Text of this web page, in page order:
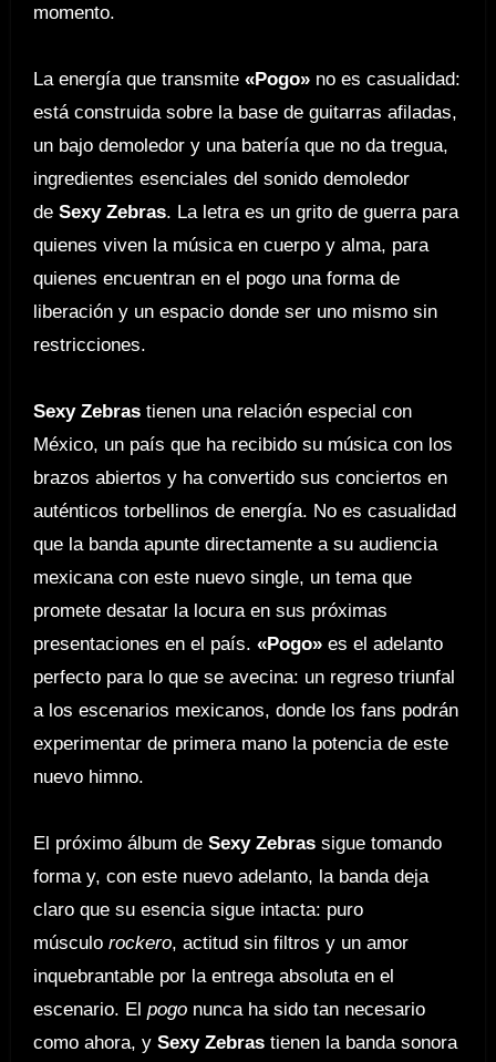
momento.
La energía que transmite «Pogo»no es casualidad:
está construida sobre la base de guitarras afiladas,
un bajo demoledor y una batería que no da tregua,
ingredientes esenciales del sonido demoledor
de Sexy Zebras. La letra es un grito de guerra para
quienes viven la música en cuerpo y alma, para
quienes encuentran en el pogo una forma de
liberación y un espacio donde ser uno mismo sin
restricciones.
Sexy Zebrastienen una relación especial con
México, un país que ha recibido su música con los
brazos abiertos y ha convertido sus conciertos en
auténticos torbellinos de energía. No es casualidad
que la banda apunte directamente a su audiencia
mexicana con este nuevo single, un tema que
promete desatar la locura en sus próximas
presentaciones en el país. «Pogo»es el adelanto
perfecto para lo que se avecina: un regreso triunfal
a los escenarios mexicanos, donde los fans podrán
experimentar de primera mano la potencia de este
nuevo himno.
El próximo álbum de Sexy Zebras sigue tomando
forma y, con este nuevo adelanto, la banda deja
claro que su esencia sigue intacta: puro
músculo rockero, actitud sin filtros y un amor
inquebrantable por la entrega absoluta en el
escenario. El pogonunca ha sido tan necesario
como ahora, y Sexy Zebrastienen la banda sonora